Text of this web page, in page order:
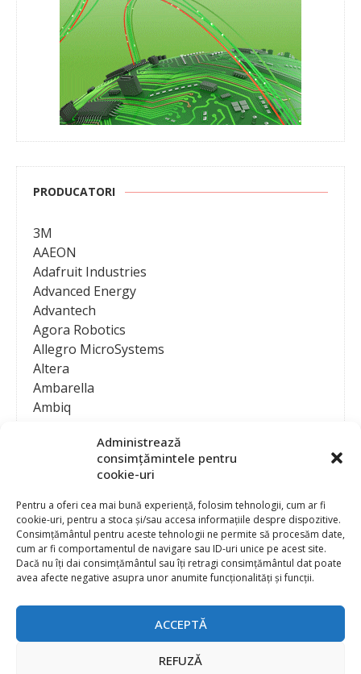
Administrează
consimțămintele pentru
cookie-uri
Pentru a oferi cea mai bună experiență, folosim tehnologii, cum ar fi
cookie-uri, pentru a stoca și/sau accesa informațiile despre dispozitive.
Consimțământul pentru aceste tehnologii ne permite să procesăm date,
cum ar fi comportamentul de navigare sau ID-uri unice pe acest site.
Dacă nu îți dai consimțământul sau îți retragi consimțământul dat poate
avea afecte negative asupra unor anumite funcționalități și funcții.
ACCEPTĂ
REFUZĂ
PRODUCATORI
3M
AAEON
Adafruit Industries
Advanced Energy
Advantech
Agora Robotics
Allegro MicroSystems
Altera
Ambarella
Ambiq
Analog Devices
Anritsu Corporation
Ansys
APS
Arduino
Arm
Asentics
ATEN International
Contact
Publicitate
Abonament la revista “Electronica Azi”